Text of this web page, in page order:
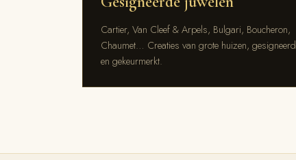
Cartier, Van Cleef & Arpels, Bulgari, Boucheron,
Chaumet… Creaties van grote huizen, gesigneerd
en gekeurmerkt.